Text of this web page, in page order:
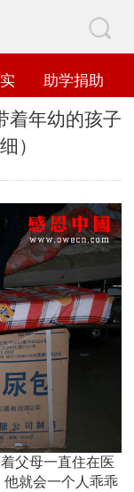
助学捐助
着年幼的孩子
）
父母一直住在医
就会一个人乖乖